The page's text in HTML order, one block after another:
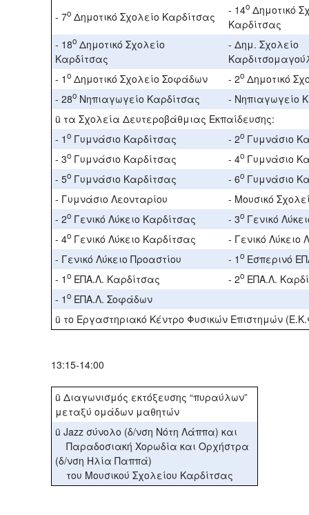
- 7ο Δημοτικό Σχολείο Καρδίτσας - 14ο Δημοτικό
Καρδίτσας
- 18ο Δημοτικό Σχολείο
Καρδίτσας
- Δημ. Σχολείο
- 1ο Δημοτικό Σχολείο Σοφάδων - 2ο Δημοτικό
- 28ο Νηπιαγωγείο Καρδίτσας
- Νηπιαγωγείο
ü τα Σχολεία Δευτεροβάθμιας Εκπαίδευσης:
- 1ο Γυμνάσιο Καρδίτσας - 2ο Γυμνάσιο
- 3ο Γυμνάσιο Καρδίτσας - 4ο Γυμνάσιο
- 5ο Γυμνάσιο Καρδίτσας - 6ο Γυμνάσιο
- Γυμνάσιο Λεονταρίου
- Μουσικό
- 2ο Γενικό Λύκειο Καρδίτσας - 3ο Γενικό
- 4ο Γενικό Λύκειο Καρδίτσας
- Γενικό Λύκειο
- Γενικό Λύκειο Προαστίου
- 1ο Εσπερινό
- 1ο ΕΠΑ.Λ. Καρδίτσας - 2ο ΕΠΑ.Λ.
- 1ο ΕΠΑ.Λ. Σοφάδων
ü το Εργαστηριακό Κέντρο Φυσικών Επιστημών
13:15-14:00
ü Διαγωνισμός εκτόξευσης “πυραύλων”
μεταξύ ομάδων μαθητών
ü Jazz σύνολο (δ/νση Νότη Λάππα) και
Παραδοσιακή Χορωδία και Ορχήστρα
(δ/νση Ηλία Παππά)
του Μουσικού Σχολείου Καρδίτσας